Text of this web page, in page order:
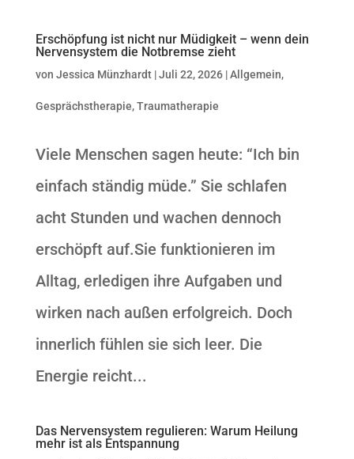
Erschöpfung ist nicht nur Müdigkeit – wenn dein
Nervensystem die Notbremse zieht
von Jessica Münzhardt|Juli 22, 2026|Allgemein,
Gesprächstherapie,Traumatherapie
Viele Menschen sagen heute: “Ich bin
einfach ständig müde.” Sie schlafen
acht Stunden und wachen dennoch
erschöpft auf.Sie funktionieren im
Alltag, erledigen ihre Aufgaben und
wirken nach außen erfolgreich. Doch
innerlich fühlen sie sich leer. Die
Energie reicht...
Das Nervensystem regulieren: Warum Heilung
mehr ist als Entspannung